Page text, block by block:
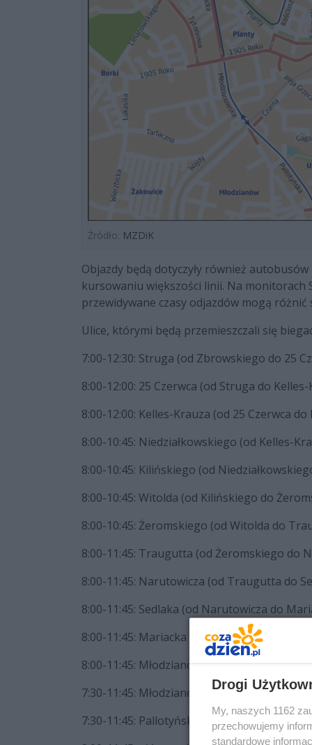
Źródło: MZDiK
Objazdy będą dotyczyły również
kursowaniu większości linii. Na monitorach
przewidywane czasy odjazdów mogą różnić
Ulice, którymi będą przemieszczali się
7:00-12:30: Struga (od Zbrowskiego do 25
8:00-12:00: 25 Czerwca (od Struga do
8:00-12:00: Kelles-Krauza (od 25 Czerwca
8:00-10:45: Niedziałkowskiego (od Kelles-
8:00-10:45: Kilińskiego (od
8:00-10:45: Witolda (od Kilińskiego do
8:00-10:45: Żeromskiego (od Witolda do
8:00-11:45: Traugutta (od Żeromskiego do
8:00-11:45: Narutowicza (od Traugutta do
8:00-11:45: Sedlaka (od Narutowicza do
8:00-11:45: Mariacka (strona wschodnia od
8:00-11:45: Młodzianowska (strona
7:30-11:45: Młodzianowska (od 1905 Roku
7:30-11:45: Pallotyńska (od wiaduktu nad
Drogi
My, naszych 1162
przechowujemy
standardowe